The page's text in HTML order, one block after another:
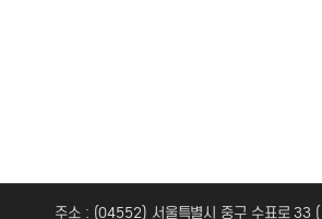
주소 : (04552) 서울특별시 중구 수표로 33 (